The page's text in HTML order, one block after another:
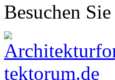
Besuchen